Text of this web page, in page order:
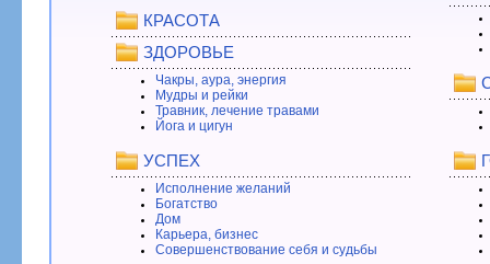
КРАСОТА
ЗДОРОВЬЕ
Чакры, аура, энергия
Мудры и рейки
Травник, лечение травами
Йога и цигун
УСПЕХ
Исполнение желаний
Богатство
Дом
Карьера, бизнес
Совершенствование себя и судьбы